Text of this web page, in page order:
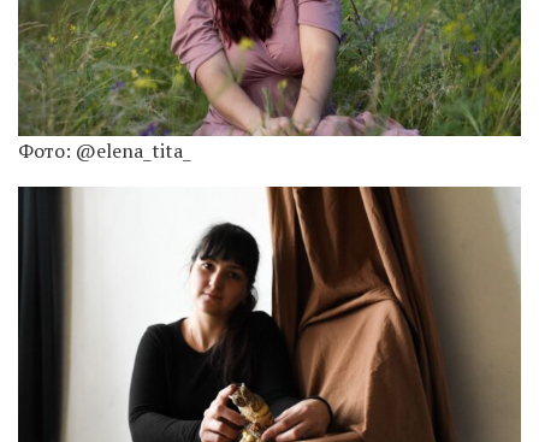
Фото: @elena_tita_